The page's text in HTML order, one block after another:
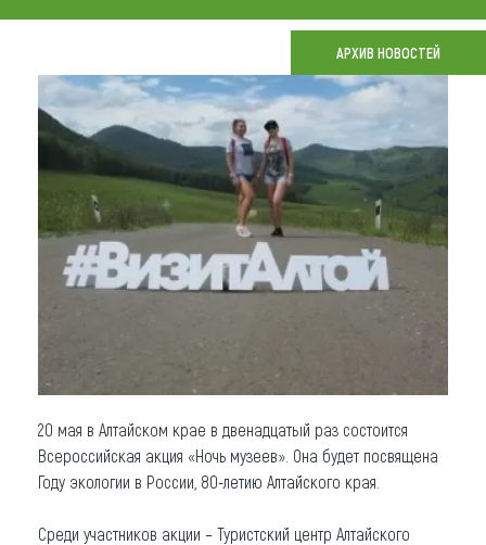
Что привезти (сувениры)
О регионе
Коллекция впечатлений
Другие рубрики
АРХИВ НОВОСТЕЙ
20 мая в Алтайском крае в двенадцатый раз состоится
Всероссийская акция «Ночь музеев». Она будет посвящена
Году экологии в России, 80-летию Алтайского края.
Среди участников акции – Туристский центр Алтайского